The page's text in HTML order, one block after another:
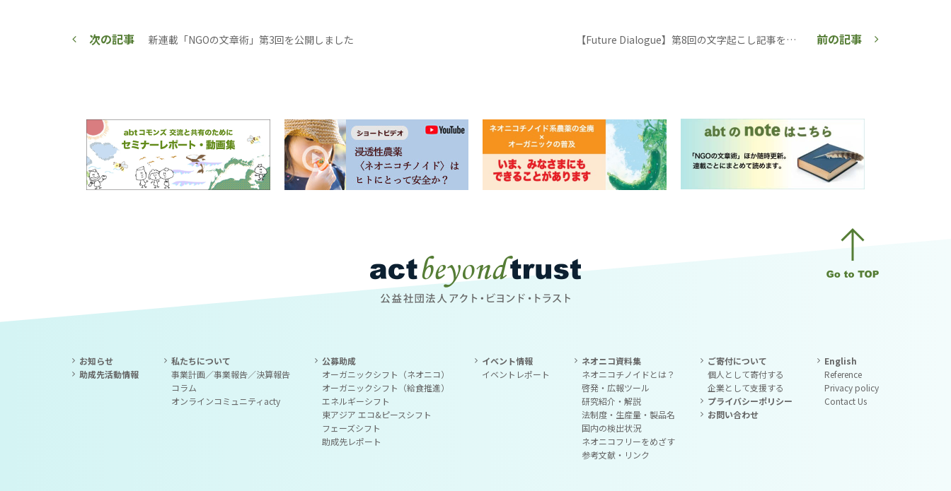
次の記事 新連載「NGOの文章術」第3回を公開しました 前の記事
【Future Dialogue】第8回の文字起こし記事を公開しました
公益社団法人アクト・ビヨンド・トラスト
お知らせ
助成先活動情報
私たちについて
事業計画／事業報告／決算報告
コラム
オンラインコミュニティacty
公募助成
オーガニックシフト（ネオニコ）
オーガニックシフト（給食推進）
エネルギーシフト
東アジア エコ&ピースシフト
フェーズシフト
助成先レポート
イベント情報
イベントレポート
ネオニコ資料集
ネオニコチノイドとは？
啓発・広報ツール
研究紹介・解説
法制度・生産量・製品名
国内の検出状況
ネオニコフリーをめざす
参考文献・リンク
ご寄付について
個人として寄付する
企業として支援する
プライバシーポリシー
お問い合わせ
English
Reference
Privacy policy
Contact Us